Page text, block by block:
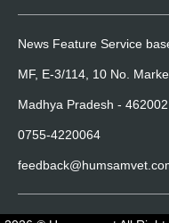
News Feature Service
MF, E-3/114, 10 No.
Madhya Pradesh - 462002
0755-4220064